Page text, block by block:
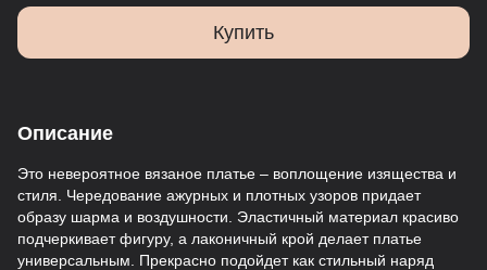
Купить
Описание
Это невероятное вязаное платье – воплощение изящества и
стиля. Чередование ажурных и плотных узоров придает
образу шарма и воздушности. Эластичный материал красиво
подчеркивает фигуру, а лаконичный крой делает платье
универсальным. Прекрасно подойдет как стильный наряд